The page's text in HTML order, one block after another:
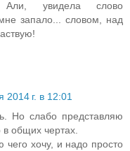
увидела слово
запало... словом, над
2014 г. в 12:01
Но слабо представляю
в общих чертах.
чего хочу, и надо просто